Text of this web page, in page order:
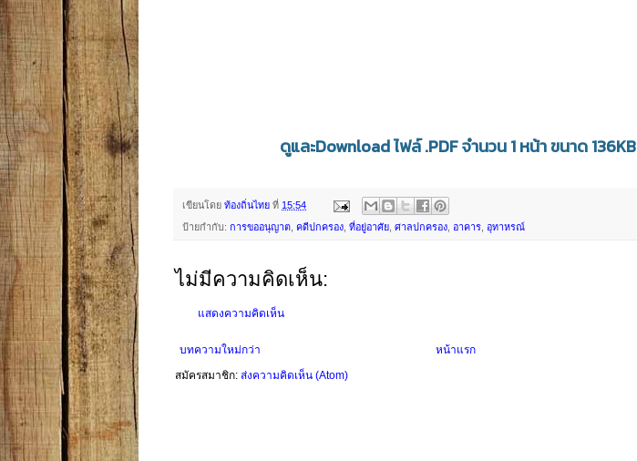
ดูและDownload ไฟล์ .PDF จำนวน 1 หน้า ขนาด 136KB
เขียนโดย ท้องถิ่นไทย ที่ 15:54
ป้ายกำกับ: การขออนุญาต คดีปกครอง ที่อยู่อาศัย ศาลปกครอง อาคาร อุทาหรณ์
ไม่มีความคิดเห็น:
แสดงความคิดเห็น
บทความใหม่กว่า
หน้าแรก
สมัครสมาชิก: ส่งความคิดเห็น (Atom)